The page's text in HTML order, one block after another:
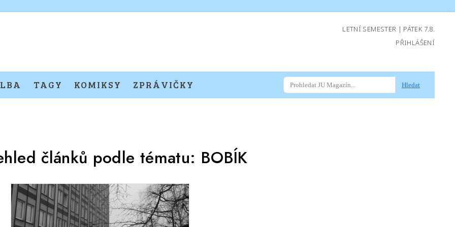
LETNÍ SEMESTER | PÁTEK 7.8.
PŘIHLÁŠENÍ
TAGY KOMIKSY ZPRÁVIČKY Hledat
článků podle tématu: BOBÍK